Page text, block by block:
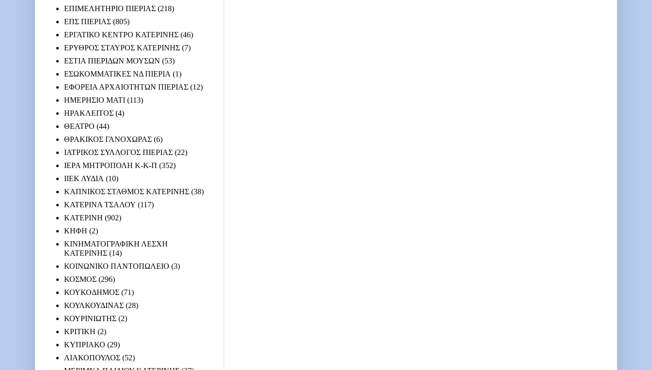
ΕΠΙΜΕΛΗΤΗΡΙΟ ΠΙΕΡΙΑΣ (218)
ΕΠΣ ΠΙΕΡΙΑΣ (805)
ΕΡΓΑΤΙΚΟ ΚΕΝΤΡΟ ΚΑΤΕΡΙΝΗΣ (46)
ΕΡΥΘΡΟΣ ΣΤΑΥΡΟΣ ΚΑΤΕΡΙΝΗΣ (7)
ΕΣΤΙΑ ΠΙΕΡΙΔΩΝ ΜΟΥΣΩΝ (53)
ΕΣΩΚΟΜΜΑΤΙΚΕΣ ΝΔ ΠΙΕΡΙΑ (1)
ΕΦΟΡΕΙΑ ΑΡΧΑΙΟΤΗΤΩΝ ΠΙΕΡΙΑΣ (12)
ΗΜΕΡΗΣΙΟ ΜΑΤΙ (113)
ΗΡΑΚΛΕΙΤΟΣ (4)
ΘΕΑΤΡΟ (44)
ΘΡΑΚΙΚΟΣ ΓΑΝΟΧΩΡΑΣ (6)
ΙΑΤΡΙΚΟΣ ΣΥΛΛΟΓΟΣ ΠΙΕΡΙΑΣ (22)
ΙΕΡΑ ΜΗΤΡΟΠΟΛΗ Κ-Κ-Π (352)
ΙΙΕΚ ΛΥΔΙΑ (10)
ΚΑΠΝΙΚΟΣ ΣΤΑΘΜΟΣ ΚΑΤΕΡΙΝΗΣ (38)
ΚΑΤΕΡΙΝΑ ΤΣΑΛΟΥ (117)
ΚΑΤΕΡΙΝΗ (902)
ΚΗΦΗ (2)
ΚΙΝΗΜΑΤΟΓΡΑΦΙΚΗ ΛΕΣΧΗ
ΚΑΤΕΡΙΝΗΣ (14)
ΚΟΙΝΩΝΙΚΟ ΠΑΝΤΟΠΩΛΕΙΟ (3)
ΚΟΣΜΟΣ (296)
ΚΟΥΚΟΔΗΜΟΣ (71)
ΚΟΥΛΚΟΥΔΙΝΑΣ (28)
ΚΟΥΡΙΝΙΩΤΗΣ (2)
ΚΡΙΤΙΚΗ (2)
ΚΥΠΡΙΑΚΟ (29)
ΛΙΑΚΟΠΟΥΛΟΣ (52)